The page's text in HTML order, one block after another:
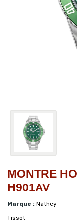
MONTRE
H901AV
Marque : Mathey-
Tissot